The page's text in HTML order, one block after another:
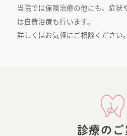
当院では保険治療の他にも、症状
は自費治療も行います。
詳しくはお気軽にご相談ください。
診療のご